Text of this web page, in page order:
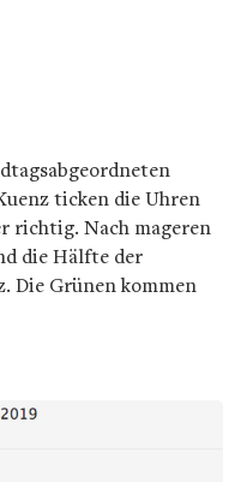
ticken die Uhren
richtig. Nach mageren
die Hälfte der
Die Grünen kommen